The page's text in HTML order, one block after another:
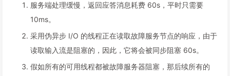
服务端处理缓慢，返回应答消息耗费 60s，平时只需要
10ms。
采用伪异步 I/O 的线程正在读取故障服务节点的响应，由于
读取输入流是阻塞的，因此，它将会被同步阻塞 60s。
假如所有的可用线程都被故障服务器阻塞，那后续所有的